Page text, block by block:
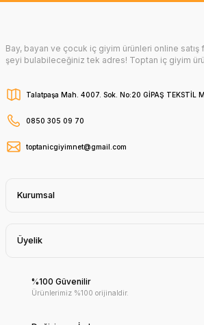
Bay, bayan ve çocuk iç giyim ürünleri online satış
şeyi bulabileceğiniz tek adres! Toptan iç giyim
Talatpaşa Mah. 4007. Sok. No:20 GİPAŞ TEKSTİL
0850 305 09 70
toptanicgiyimnet@gmail.com
Kurumsal
Üyelik
%100 Güvenilir
Ürünlerimiz %100 orijinaldir.